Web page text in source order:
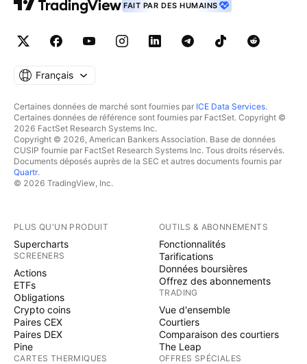
FAIT PAR DES HUMAINS
Français
Certaines données de marché sont fournies par ICE Data Services.
Certaines données de référence sont fournies par FactSet. Copyright ©
2026 FactSet Research Systems Inc.
Copyright © 2026, American Bankers Association. Base de données
CUSIP fournie par FactSet Research Systems Inc. Tous droits réservés.
Documents déposés auprès de la SEC et autres documents fournis par
Quartr.
© 2026 TradingView, Inc.
PLUS QU'UN PRODUIT
Supercharts
SCREENERS
Actions
ETFs
Obligations
Crypto coins
Paires CEX
Paires DEX
Pine
CARTES THERMIQUES
OUTILS & ABONNEMENTS
Fonctionnalités
Tarifications
Données boursières
Offrez des abonnements
TRADING
Vue d'ensemble
Courtiers
Comparaison des courtiers
The Leap
OFFRES SPÉCIALES